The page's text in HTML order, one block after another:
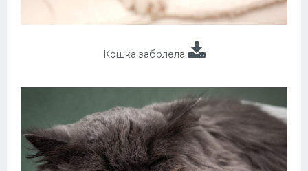
Кошка заболела